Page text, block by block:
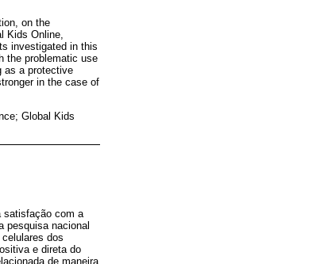
on the
Kids Online,
investigated in this
the problematic use
as a protective
in the case of
Global Kids
satisfação com a
pesquisa nacional
dos
e direta do
de maneira